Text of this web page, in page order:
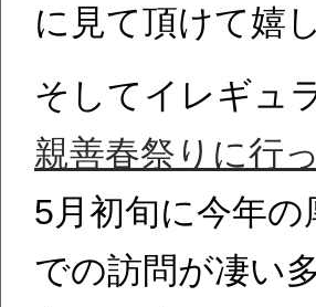
に見て頂けて嬉
そしてイレギュ
親善春祭りに行
5月初旬に今年
での訪問が凄い